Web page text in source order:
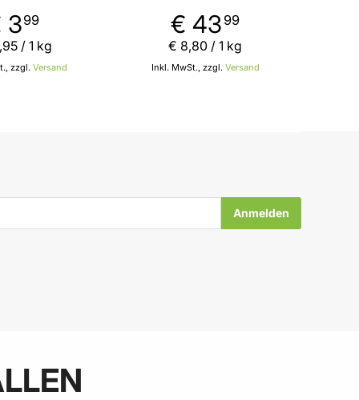
399
zzgl. Versand
,95/ 1 kg
€ 43 99
Inkl. MwSt., zzgl. Versand
€ 8,80 / 1 kg